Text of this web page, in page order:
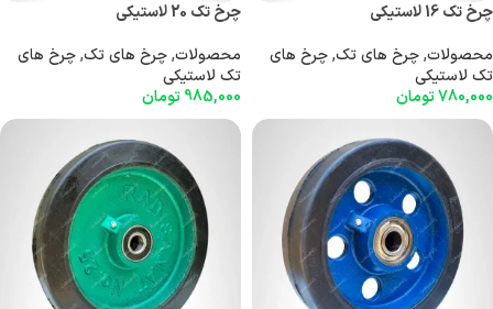
چرخ تک 16 لاستیکی
محصولات,چرخ های تک,چرخ های
تک لاستیکی
780,000تومان
چرخ تک 20 لاستیکی
محصولات,چرخ های تک,چرخ های
تک لاستیکی
985,000تومان